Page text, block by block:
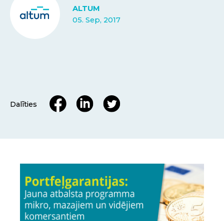
ALTUM
05. Sep, 2017
Dalīties